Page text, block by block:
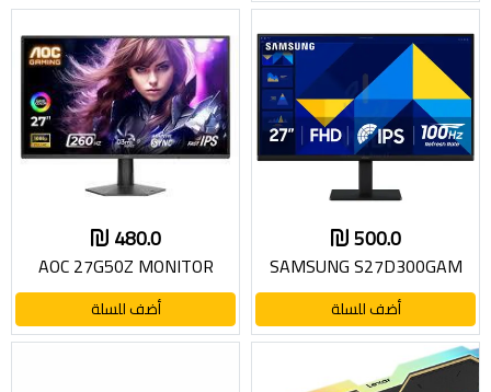
500.0
SAMSUNG S27D300GAM
أضف للسلة
480.0
AOC 27G50Z MONITOR
أضف للسلة